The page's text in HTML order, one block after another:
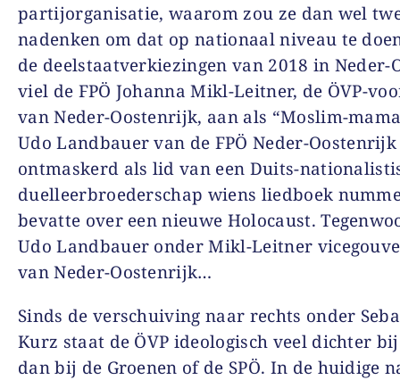
partijorganisatie, waarom zou ze dan wel
nadenken om dat op nationaal niveau te
de deelstaatverkiezingen van 2018 in Neder-
viel de FPÖ Johanna Mikl-Leitner, de ÖVP-
van Neder-Oostenrijk, aan als “Moslim-
Udo Landbauer van de FPÖ Neder-
ontmaskerd als lid van een Duits-
duelleerbroederschap wiens liedboek
bevatte over een nieuwe Holocaust.
Udo Landbauer onder Mikl-Leitner
van Neder-Oostenrijk…
Sinds de verschuiving naar rechts onder
Kurz staat de ÖVP ideologisch veel dichter bij
dan bij de Groenen of de SPÖ. In de huidige